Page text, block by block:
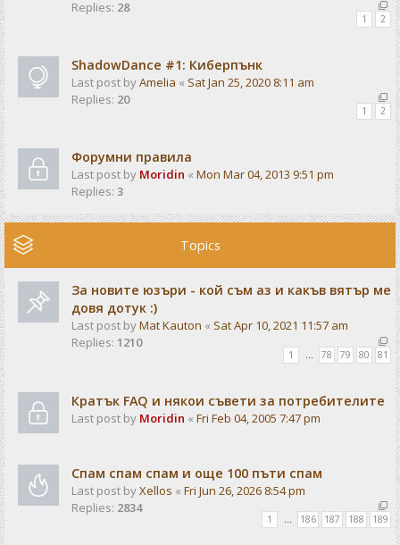
Replies: 28
1 2
ShadowDance #1: Киберпънк
Last post byAmelia « Sat Jan 25, 2020 8:11 am
Replies: 20
1 2
Форумни правила
Last post by Moridin « Mon Mar 04, 2013 9:51 pm
Replies: 3
Topics
За новите юзъри - кой съм аз и какъв вятър ме
довя дотук :)
Last post byMat Kauton « Sat Apr 10, 2021 11:57 am
Replies: 1210
1 78 79 80 81
Кратък FAQ и някои съвети за потребителите
Last post by Moridin « Fri Feb 04, 2005 7:47 pm
Спам спам спам и още 100 пъти спам
Last post byXellos « Fri Jun 26, 2026 8:54 pm
Replies: 2834
1 … 186 187 188 189